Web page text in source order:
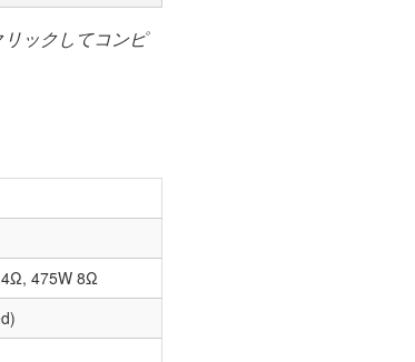
ックしてコンピ
475W 8Ω